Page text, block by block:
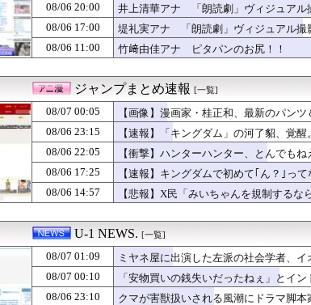
教師「ある程度の体罰は仕方ない」
DeNA、若松尚輝も登録抹消する方針…急きょ登板で
【驚愕】ジャンプストアで43億円分のワンピース・
【画像】巨乳娘「巨乳のママとディナーに来たよ❤」ﾊ
【悲報】元TBSアナ山本里菜さん、結婚4年で離婚発
【衝撃】メイウェザー「恵まれない子へ募金？そいつ
【画像】佳子さまが履いてそうなパンティ、真剣に議
【群雄割拠】最強に美味いハンバーガー、遂に決定
涌井秀章(40) 2.88 3勝1敗 4QS K/BB10.00
靖子「え、いや、結婚してますけど」
【動画】ちうごくの女さん、日本の警察官をケルナグ
【歓喜】【画像】お前らが遊びに行きたくなる家がこ
【画像】ビビアンスー(46)の真っ白なムチムチ太もも
【モバマス】810プロ屋内水たまり警報。
【まどマギ】まどか「本音しかしゃべれない世界にし
【肥満】103キロで彼氏にフラれた女の末路が悲惨す
シカゴ実業・山本プロ野球が改名発表 「ポイズン
ライザの公式AIゲーム、エッチすぎて始まる♥
【愕然】大学生ワイ、人妻の中に出したらｗｗｗｗｗ
08/06 20:00
井上清華アナ 「朗読劇」ヴィジュアル
08/06 17:00
堤礼実アナ 「朗読劇」ヴィジュアル撮
08/06 11:00
竹﨑由佳アナ ピタパンのお尻！！
ジャンプまとめ速報 [一覧]
08/07 00:05
【画像】漫画家・桂正和、最新のパン
08/06 23:15
【速報】「キングダム」の河了貂、覚
08/06 22:05
【衝撃】ハンターハンター、とんでも
08/06 17:25
【速報】キングダムで初めて｢ん？｣っ
08/06 14:57
【悲報】X民「みいちゃんを規制する
U-1 NEWS. [一覧]
08/07 01:09
ミヤネ屋に出演した左派の社会学者、
08/07 00:10
「安物買いの銭失いだったねぇ」とイ
なんだ？
08/06 23:10
クマが害獣扱いされる風潮にドラマ脚